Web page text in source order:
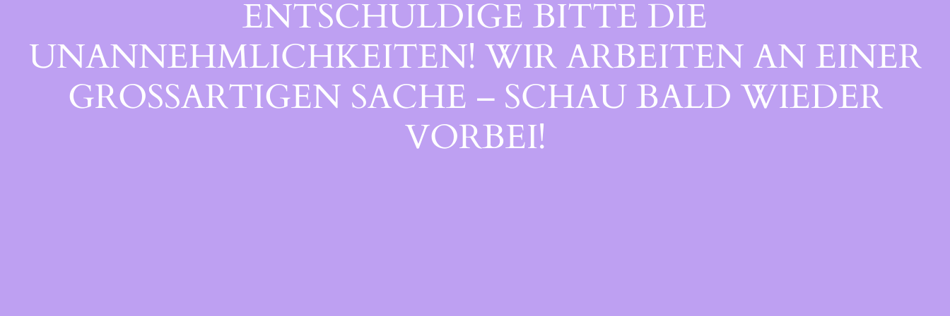
ENTSCHULDIGE BITTE DIE
UNANNEHMLICHKEITEN! WIR ARBEITEN AN EINER
GROSSARTIGEN SACHE – SCHAU BALD WIEDER V
ORBEI!